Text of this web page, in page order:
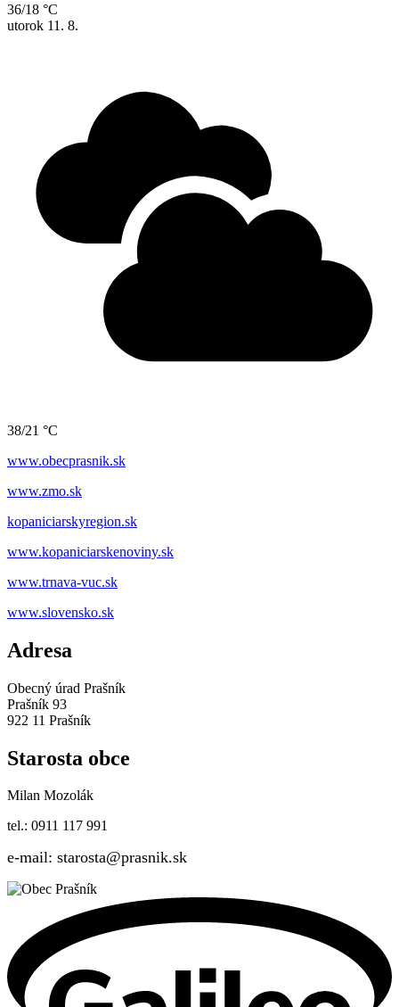
36/18 °C
utorok 11. 8.
38/21 °C
www.obecprasnik.sk
www.zmo.sk
kopaniciarskyregion.sk
www.kopaniciarskenoviny.sk
www.trnava-vuc.sk
www.slovensko.sk
Adresa
Obecný úrad Prašník
Prašník 93
922 11 Prašník
Starosta obce
Milan Mozolák
tel.: 0911 117 991
e-mail: starosta@prasnik.sk